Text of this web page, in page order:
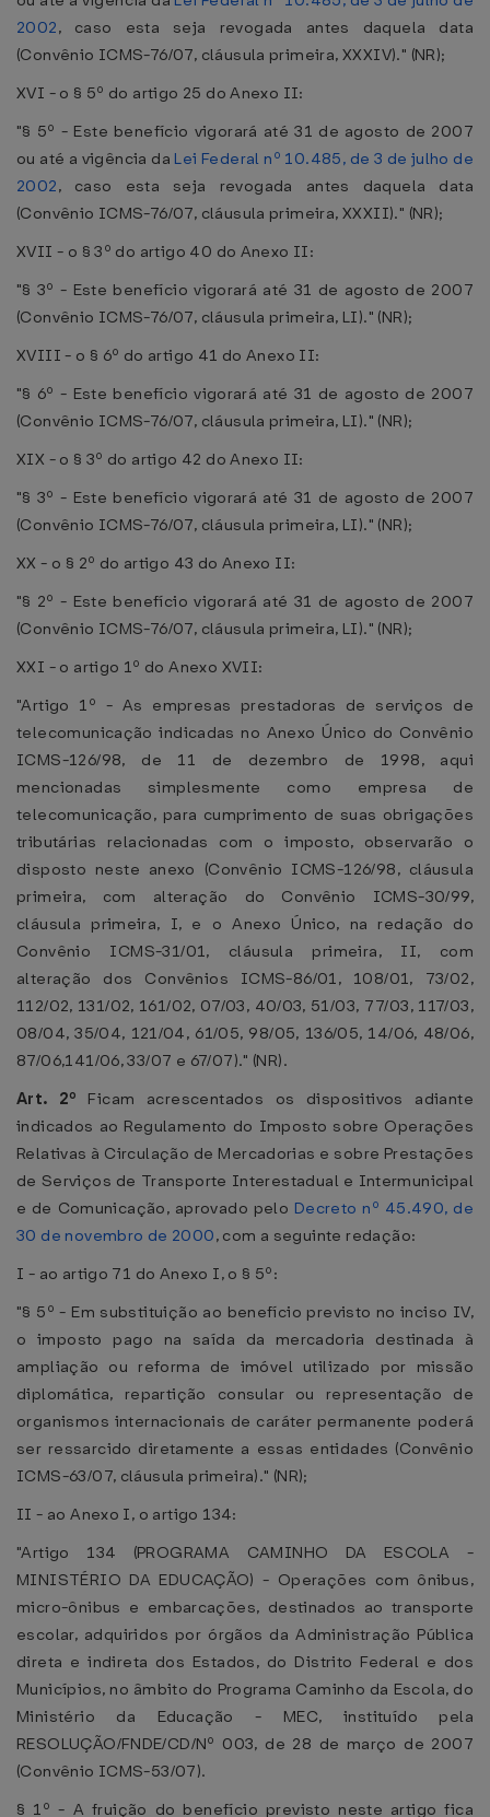
2002, caso esta seja revogada antes daquela data
(Convênio ICMS-76/07, cláusula primeira, XXXIV)." (NR);
XVI - o § 5º do artigo 25 do Anexo II:
"§ 5º - Este benefício vigorará até 31 de agosto de 2007
ou até a vigência da Lei Federal nº 10.485, de 3 de julho de
2002, caso esta seja revogada antes daquela data
(Convênio ICMS-76/07, cláusula primeira, XXXII)." (NR);
XVII - o § 3º do artigo 40 do Anexo II:
"§ 3º - Este benefício vigorará até 31 de agosto de 2007
(Convênio ICMS-76/07, cláusula primeira, LI)." (NR);
XVIII - o § 6º do artigo 41 do Anexo II:
"§ 6º - Este benefício vigorará até 31 de agosto de 2007
(Convênio ICMS-76/07, cláusula primeira, LI)." (NR);
XIX - o § 3º do artigo 42 do Anexo II:
"§ 3º - Este benefício vigorará até 31 de agosto de 2007
(Convênio ICMS-76/07, cláusula primeira, LI)." (NR);
XX - o § 2º do artigo 43 do Anexo II:
"§ 2º - Este benefício vigorará até 31 de agosto de 2007
(Convênio ICMS-76/07, cláusula primeira, LI)." (NR);
XXI - o artigo 1º do Anexo XVII:
"Artigo 1º - As empresas prestadoras de serviços de
telecomunicação indicadas no Anexo Único do Convênio
ICMS-126/98, de 11 de dezembro de 1998, aqui
mencionadas simplesmente como empresa de
telecomunicação, para cumprimento de suas obrigações
tributárias relacionadas com o imposto, observarão o
disposto neste anexo (Convênio ICMS-126/98, cláusula
primeira, com alteração do Convênio ICMS-30/99,
cláusula primeira, I, e o Anexo Único, na redação do
Convênio ICMS-31/01, cláusula primeira, II, com
alteração dos Convênios ICMS-86/01, 108/01, 73/02,
112/02, 131/02, 161/02, 07/03, 40/03, 51/03, 77/03, 117/03,
08/04, 35/04, 121/04, 61/05, 98/05, 136/05, 14/06, 48/06,
87/06,141/06, 33/07 e 67/07)." (NR).
Art. 2º Ficam acrescentados os dispositivos adiante
indicados ao Regulamento do Imposto sobre Operações
Relativas à Circulação de Mercadorias e sobre Prestações
de Serviços de Transporte Interestadual e Intermunicipal
e de Comunicação, aprovado pelo Decreto nº 45.490, de
30 de novembro de 2000, com a seguinte redação:
I - ao artigo 71 do Anexo I, o § 5º:
"§ 5º - Em substituição ao benefício previsto no inciso IV,
o imposto pago na saída da mercadoria destinada à
ampliação ou reforma de imóvel utilizado por missão
diplomática, repartição consular ou representação de
organismos internacionais de caráter permanente poderá
ser ressarcido diretamente a essas entidades (Convênio
ICMS-63/07, cláusula primeira)." (NR);
II - ao Anexo I, o artigo 134:
"Artigo 134 (PROGRAMA CAMINHO DA ESCOLA -
MINISTÉRIO DA EDUCAÇÃO) - Operações com ônibus,
micro-ônibus e embarcações, destinados ao transporte
escolar, adquiridos por órgãos da Administração Pública
direta e indireta dos Estados, do Distrito Federal e dos
Municípios, no âmbito do Programa Caminho da Escola, do
Ministério da Educação - MEC, instituído pela
RESOLUÇÃO/FNDE/CD/Nº 003, de 28 de março de 2007
(Convênio ICMS-53/07).
§ 1º - A fruição do benefício previsto neste artigo fica